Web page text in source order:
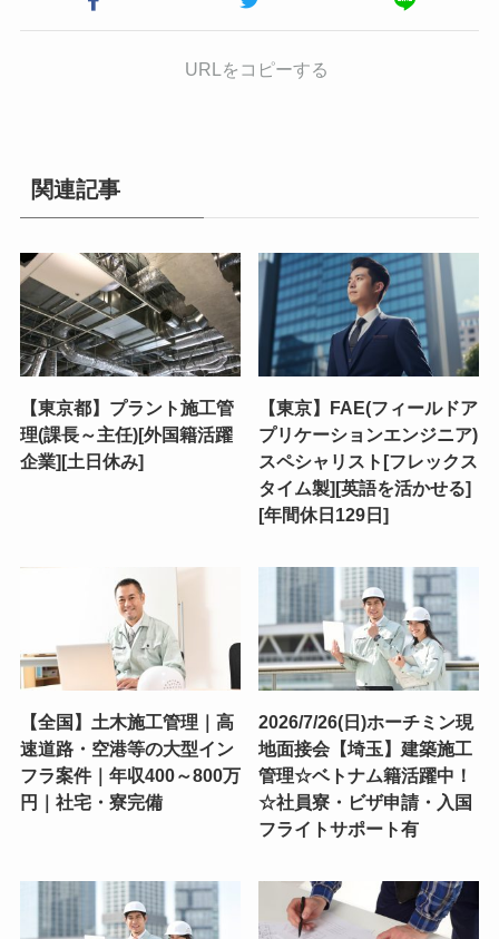
URLをコピーする
関連記事
【東京都】プラント施工管
理(課長～主任)[外国籍活躍
企業][土日休み]
【東京】FAE(フィールドア
プリケーションエンジニア)
スペシャリスト[フレックス
タイム製][英語を活かせる]
[年間休日129日]
【全国】土木施工管理｜高
速道路・空港等の大型イン
フラ案件｜年収400～800万
円｜社宅・寮完備
2026/7/26(日)ホーチミン現
地面接会【埼玉】建築施工
管理☆ベトナム籍活躍中！
☆社員寮・ビザ申請・入国
フライトサポート有